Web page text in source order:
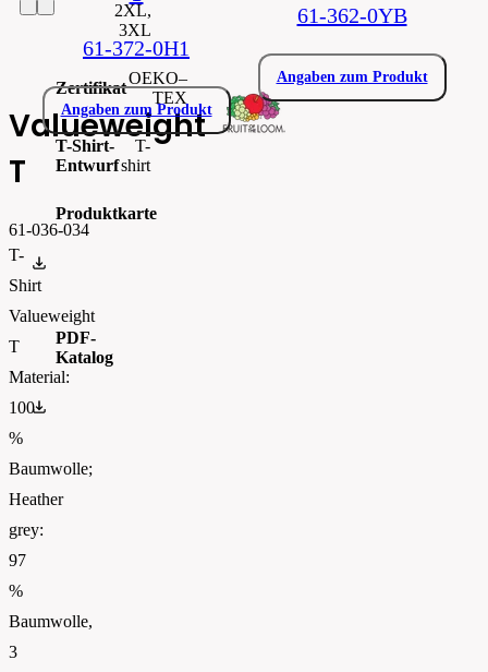
Valueweight
T
61-036-034
T-
Shirt
Valueweight
T
Material:
100
%
Baumwolle;
Heather
grey:
97
%
Baumwolle,
3
2XL,
3XL
Zertifikat
OEKO–
TEX
T-Shirt-
Entwurf
T-
shirt
Produktkarte
PDF-
Katalog
61-372-0H1
Angaben zum Produkt
61-362-0YB
Angaben zum Produkt